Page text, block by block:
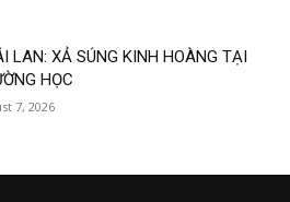
LAN: XẢ SÚNG KINH HOÀNG TẠI
HỌC
7, 2026